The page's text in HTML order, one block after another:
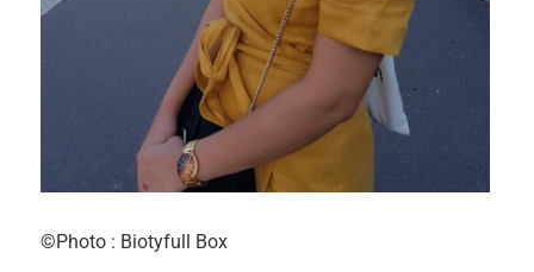
©Photo : Biotyfull Box